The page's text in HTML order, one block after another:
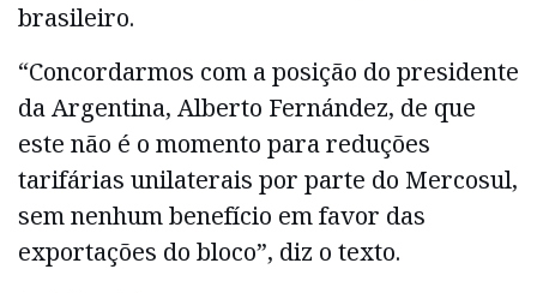
brasileiro.
“Concordarmos com a posição do presidente
da Argentina, Alberto Fernández, de que
este não é o momento para reduções
tarifárias unilaterais por parte do Mercosul,
sem nenhum benefício em favor das
exportações do bloco”, diz o texto.